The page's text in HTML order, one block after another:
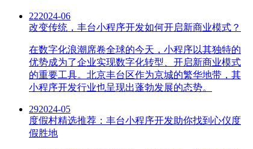
222024-06
改变传统，丰台小程序开发如何开启新商业模式？
在数字化浪潮席卷全球的今天，小程序以其独特的
优势成为了企业实现数字化转型、开启新商业模式
的重要工具。北京丰台区作为京城的繁华地带，其
小程序开发行业也呈现出蓬勃发展的态势。
292024-05
度假村精选推荐：丰台小程序开发助你找到心仪度
假胜地